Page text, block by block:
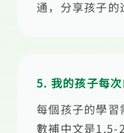
通，分享孩子的
5. 我的孩子每
每個孩子的學習
數補中文是1.5-